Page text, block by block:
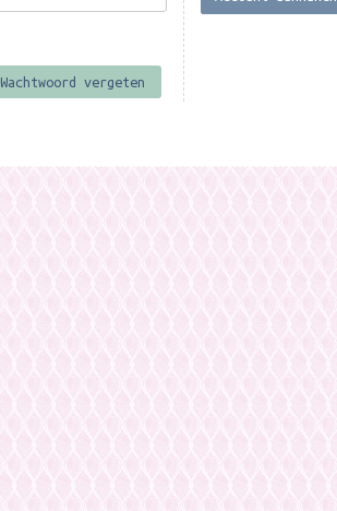
Wachtwoord vergeten